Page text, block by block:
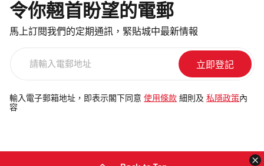
令你翹首盼望的電郵
馬上訂閱我們的定期通訊，緊貼城中最新情報
電
郵
輸入電子郵箱地址，即表示閣下同意 使用條款 細則及 私隱政策 內
容